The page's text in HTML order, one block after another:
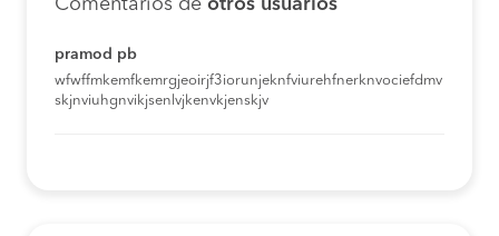
Comentarios de otros usuarios
pramod pb
wfwffmkemfkemrgjeoirjf3iorunjeknfviurehfnerknvociefdmv
skjnviuhgnvikjsenlvjkenvkjenskjv